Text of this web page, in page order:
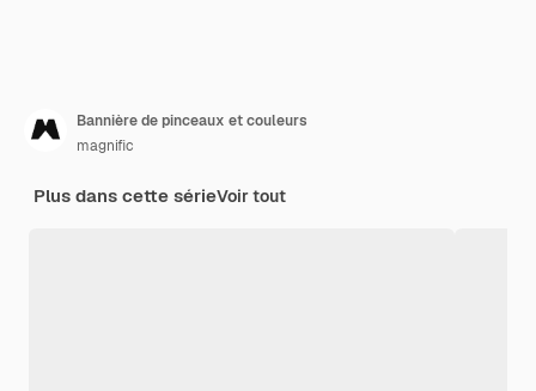
Bannière de pinceaux et couleurs
magnific
Plus dans cette sérieVoir tout